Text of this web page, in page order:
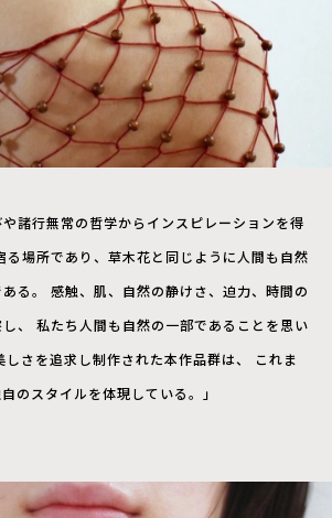
や諸行無常の哲学からインスピレーションを得
る場所であり、草木花と同じように人間も自然
る。 感触、肌、自然の静けさ、迫力、時間の
、 私たち人間も自然の一部であることを思い
しさを追求し制作された本作品群は、 これま
のスタイルを体現している。」